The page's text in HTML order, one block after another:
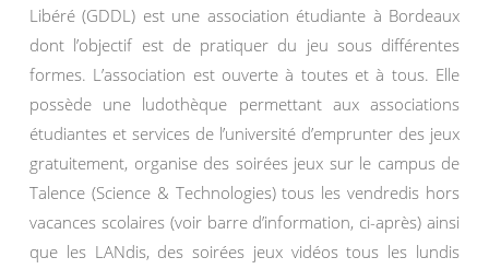
Libéré (GDDL) est une association étudiante à Bordeaux
dont l’objectif est de pratiquer du jeu sous différentes
formes. L’association est ouverte à toutes et à tous. Elle
possède une ludothèque permettant aux associations
étudiantes et services de l’université d’emprunter des jeux
gratuitement, organise des soirées jeux sur le campus de
Talence (Science & Technologies) tous les vendredis hors
vacances scolaires (voir barre d’information, ci-après) ainsi
que les LANdis, des soirées jeux vidéos tous les lundis